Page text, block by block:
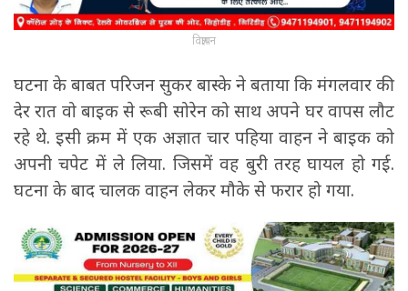
विज्ञापन
घटना के बाबत परिजन सुकर बास्के ने बताया कि मंगलवार की
देर रात वो बाइक से रूबी सोरेन को साथ अपने घर वापस लौट
रहे थे. इसी क्रम में एक अज्ञात चार पहिया वाहन ने बाइक को
अपनी चपेट में ले लिया. जिसमें वह बुरी तरह घायल हो गई.
घटना के बाद चालक वाहन लेकर मौके से फरार हो गया.